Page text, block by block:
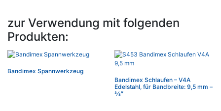
zur Verwendung mit folgenden
Produkten:
Bandimex Spannwerkzeug
Bandimex Schlaufen – V4A
Edelstahl, für Bandbreite: 9,5 mm –
3⁄8″